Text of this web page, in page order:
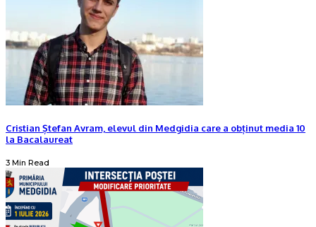
Cristian Ștefan Avram, elevul din Medgidia care a obținut media 10
la Bacalaureat
3 Min Read